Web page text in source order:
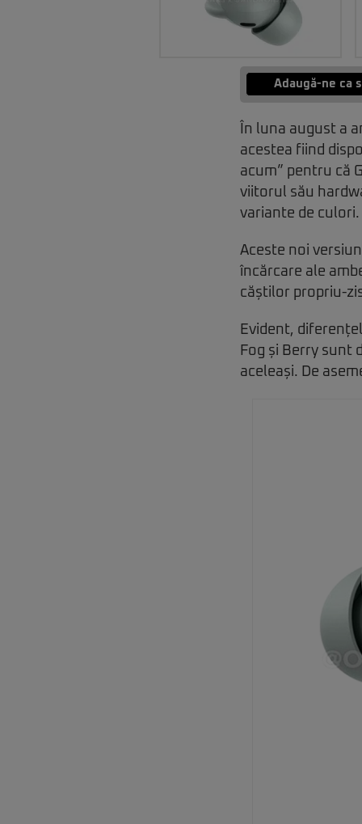
Adaugă-ne ca
În luna august a
acestea fiind
acum” pentru că
viitorul său
variante de culori.
Aceste noi
încărcare ale
căștilor propriu-
Evident,
Fog și Berry sunt
aceleași. De